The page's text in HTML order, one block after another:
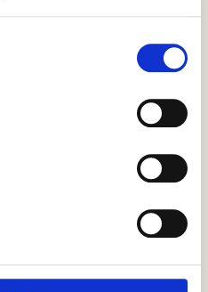
torsdag den 6. august endnu…